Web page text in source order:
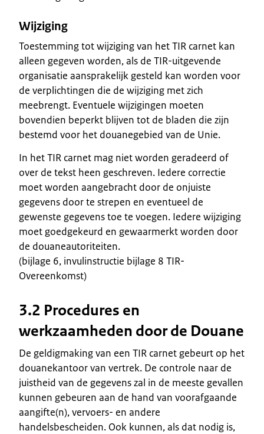
Wijziging
Toestemming tot wijziging van het TIR carnet kan
alleen gegeven worden, als de TIR-uitgevende
organisatie aansprakelijk gesteld kan worden voor
de verplichtingen die de wijziging met zich
meebrengt. Eventuele wijzigingen moeten
bovendien beperkt blijven tot de bladen die zijn
bestemd voor het douanegebied van de Unie.
In het TIR carnet mag niet worden geradeerd of
over de tekst heen geschreven. Iedere correctie
moet worden aangebracht door de onjuiste
gegevens door te strepen en eventueel de
gewenste gegevens toe te voegen. Iedere wijziging
moet goedgekeurd en gewaarmerkt worden door
de douaneautoriteiten.
(bijlage 6, invulinstructie bijlage 8 TIR-
Overeenkomst)
3.2 Procedures en
werkzaamheden door de Douane
De geldigmaking van een TIR carnet gebeurt op het
douanekantoor van vertrek. De controle naar de
juistheid van de gegevens zal in de meeste gevallen
kunnen gebeuren aan de hand van voorafgaande
aangifte(n), vervoers- en andere
handelsbescheiden. Ook kunnen, als dat nodig is,